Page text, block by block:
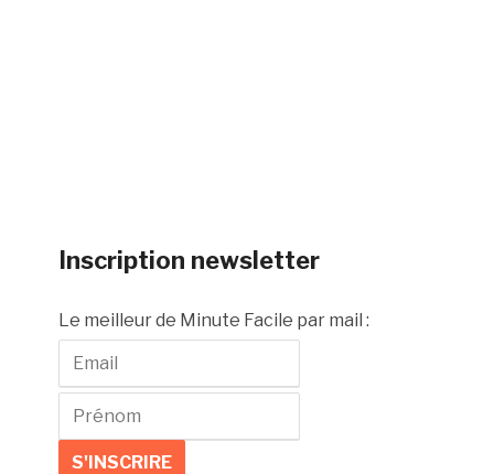
Inscription newsletter
Le meilleur de Minute Facile par mail :